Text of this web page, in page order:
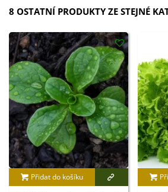
8 OSTATNÍ PRODUKTY ZE STEJNÉ
Přidat do košíku